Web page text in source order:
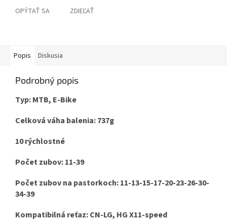
OPÝTAŤ SA ZDIEĽAŤ
Popis Diskusia
Podrobný popis
Typ: MTB, E-Bike
Celková váha balenia: 737g
10 rýchlostné
Počet zubov: 11-39
Počet zubov na pastorkoch: 11-13-15-17-20-23-26-30-
34-39
Kompatibilná reťaz: CN-LG, HG X11-speed